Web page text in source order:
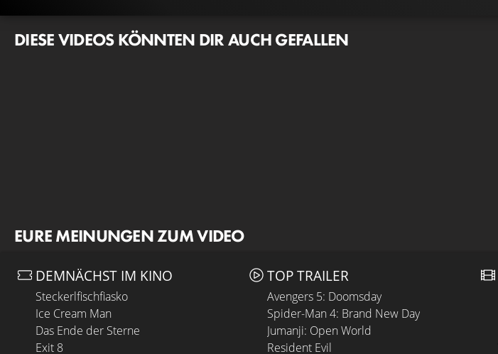
DIESE VIDEOS KÖNNTEN DIR AUCH GEFALLEN
EURE MEINUNGEN ZUM VIDEO
DEMNÄCHST IM KINO
Steckerlfischfiasko
Ice Cream Man
Das Ende der Sterne
Exit 8
TOP TRAILER
Avengers 5: Doomsday
Spider-Man 4: Brand New Day
Jumanji: Open World
Resident Evil